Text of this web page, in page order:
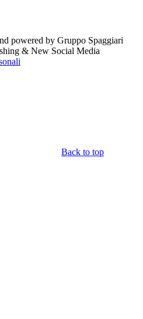
powered by Gruppo Spaggiari
& New Social Media
Back to top